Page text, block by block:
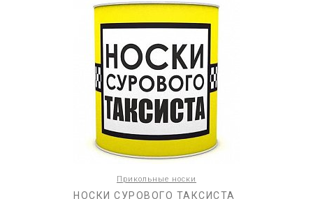
Прикольные носки
НОСКИ СУРОВОГО ТАКСИСТА